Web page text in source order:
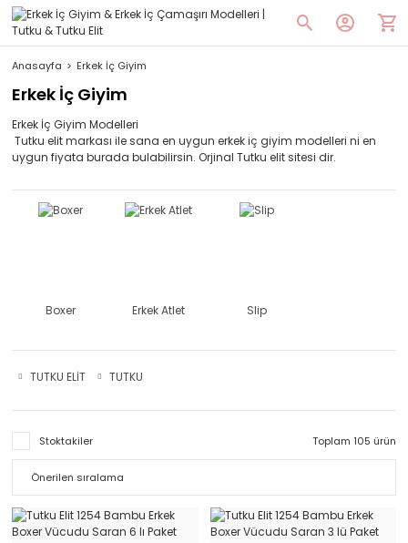
Anasayfa Erkek İç Giyim
Erkek İç Giyim
Erkek İç Giyim Modelleri
Tutku elit markası ile sana en uygun erkek iç giyim modelleri ni en
uygun fiyata burada bulabilirsin. Orjinal Tutku elit sitesi dir.
Boxer Erkek Atlet Slip
TUTKU ELİT TUTKU
Stoktakiler Toplam 105 ürün